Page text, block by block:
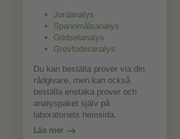
Jordanalys
Spannmålsanalys
Gödselanalys
Grovfoderanalys
Du kan beställa prover via din
rådgivare, men kan också
beställa enstaka prover och
analyspaket själv på
laboratoriets hemsida.
Läs mer